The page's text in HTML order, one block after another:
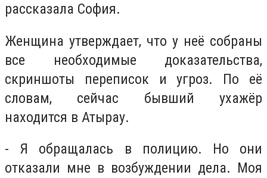
рассказала София.
Женщина утверждает, что у неё собраны
все необходимые доказательства,
скриншоты переписок и угроз. По её
словам, сейчас бывший ухажёр
находится в Атырау.
- Я обращалась в полицию. Но они
отказали мне в возбуждении дела. Моя